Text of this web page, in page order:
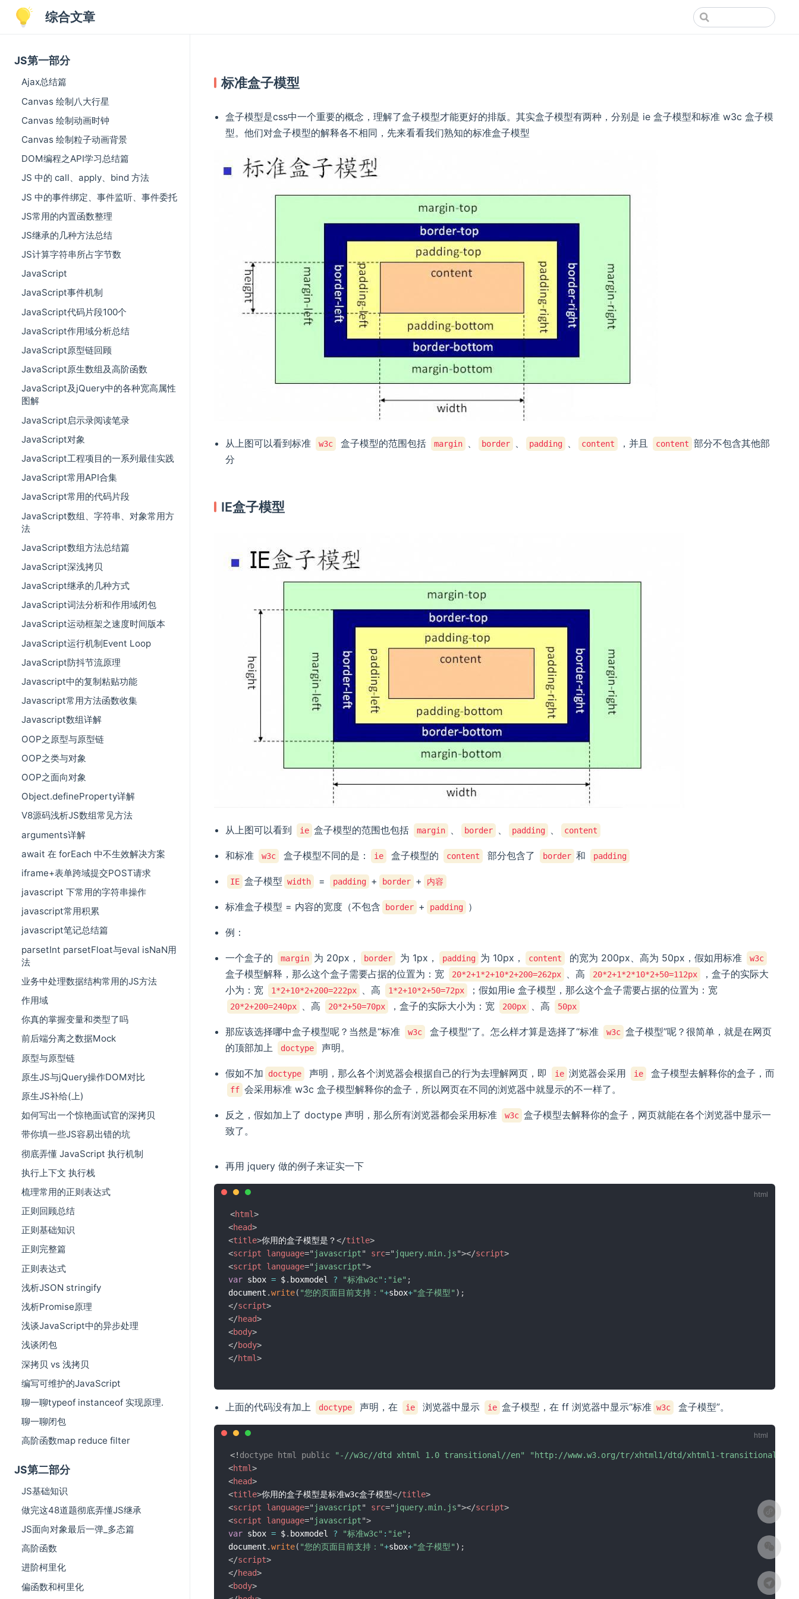
综合文章
JS第一部分
Ajax总结篇
Canvas 绘制八大行星
Canvas 绘制动画时钟
Canvas 绘制粒子动画背景
DOM编程之API学习总结篇
JS 中的 call、apply、bind 方法
JS 中的事件绑定、事件监听、事件委托
JS常用的内置函数整理
JS继承的几种方法总结
JS计算字符串所占字节数
JavaScript
JavaScript事件机制
JavaScript代码片段100个
JavaScript作用域分析总结
JavaScript原型链回顾
JavaScript原生数组及高阶函数
JavaScript及jQuery中的各种宽高属性
图解
JavaScript启示录阅读笔录
JavaScript对象
JavaScript工程项目的一系列最佳实践
JavaScript常用API合集
JavaScript常用的代码片段
JavaScript数组、字符串、对象常用方
法
JavaScript数组方法总结篇
JavaScript深浅拷贝
JavaScript继承的几种方式
JavaScript词法分析和作用域闭包
JavaScript运动框架之速度时间版本
JavaScript运行机制Event Loop
JavaScript防抖节流原理
Javascript中的复制粘贴功能
Javascript常用方法函数收集
Javascript数组详解
OOP之原型与原型链
OOP之类与对象
OOP之面向对象
Object.defineProperty详解
V8源码浅析JS数组常见方法
arguments详解
await 在 forEach 中不生效解决方案
iframe+表单跨域提交POST请求
javascript 下常用的字符串操作
javascript常用积累
javascript笔记总结篇
parsetInt parsetFloat与eval isNaN用
法
业务中处理数据结构常用的JS方法
作用域
你真的掌握变量和类型了吗
前后端分离之数据Mock
原型与原型链
原生JS与jQuery操作DOM对比
原生JS补给(上)
如何写出一个惊艳面试官的深拷贝
带你填一些JS容易出错的坑
彻底弄懂 JavaScript 执行机制
执行上下文 执行栈
梳理常用的正则表达式
正则回顾总结
正则基础知识
正则完整篇
正则表达式
浅析JSON stringify
浅析Promise原理
浅谈JavaScript中的异步处理
浅谈闭包
深拷贝 vs 浅拷贝
编写可维护的JavaScript
聊一聊typeof instanceof 实现原理.
聊一聊闭包
高阶函数map reduce filter
JS第二部分
JS基础知识
做完这48道题彻底弄懂JS继承
JS面向对象最后一弹_多态篇
高阶函数
进阶柯里化
偏函数和柯里化
标准盒子模型
盒子模型是css中一个重要的概念，理解了盒子模型才能更好的排版。其实盒子模型有两种，分别是 ie 盒子模型和标准 w3c 盒子模
型。他们对盒子模型的解释各不相同，先来看看我们熟知的标准盒子模型
从上图可以看到标准 w3c 盒子模型的范围包括 margin 、 border 、 padding 、 content ，并且 content 部分不包含其他部
分
IE盒子模型
从上图可以看到 ie 盒子模型的范围也包括 margin 、 border 、 padding 、 content
和标准 w3c 盒子模型不同的是： ie 盒子模型的 content 部分包含了 border 和 padding
IE 盒子模型 width = padding + border + 内容
标准盒子模型 = 内容的宽度（不包含 border + padding ）
例：
一个盒子的 margin 为 20px， border 为 1px， padding 为 10px， content 的宽为 200px、高为 50px，假如用标准 w3c
盒子模型解释，那么这个盒子需要占据的位置为：宽 20*2+1*2+10*2+200=262px 、高 20*2+1*2*10*2+50=112px
，盒子的实际大
小为：宽
1*2+10*2+200=222px 、高 1*2+10*2+50=72px ；假如用ie 盒子模型，那么这个盒子需要占据的位置为：宽
20*2+200=240px 、高 20*2+50=70px ，盒子的实际大小为：宽 200px 、高 50px
那应该选择哪中盒子模型呢？当然是“标准 w3c 盒子模型”了。怎么样才算是选择了“标准 w3c 盒子模型”呢？很简单，就是在网页
的顶部加上
doctype 声明。
假如不加 doctype 声明，那么各个浏览器会根据自己的行为去理解网页，即 ie 浏览器会采用 ie 盒子模型去解释你的盒子，而
ff 会采用标准 w3c 盒子模型解释你的盒子，所以网页在不同的浏览器中就显示的不一样了。
反之，假如加上了 doctype 声明，那么所有浏览器都会采用标准 w3c 盒子模型去解释你的盒子，网页就能在各个浏览器中显示一
致了。
再用 jquery 做的例子来证实一下
<html>
<head>
<title>你用的盒子模型是？</title>
<script language=" javascript" src=" jquery.min.js"></script>
<script language=" javascript">
var sbox = $. boxmodel ? "标准w3c" : "ie" ;
document .write( "您的页面目前支持："+sbox+"盒子模型" ) ;
</script>
</head>
<body>
</body>
</html>
上面的代码没有加上 doctype 声明，在 ie 浏览器中显示 ie 盒子模型，在 ff 浏览器中显示“标准 w3c 盒子模型”。
<! doctype html public "-//w3c//dtd xhtml 1.0 transitional//en"
"http://www.w3.org/tr/xhtml1/dtd/xhtml1-
<html>
<head>
<title>你用的盒子模型是标准w3c盒子模型</title>
<script language=" javascript" src=" jquery.min.js"></script>
<script language=" javascript">
var sbox = $. boxmodel ? "标准w3c" : "ie" ;
document .write( "您的页面目前支持："+sbox+"盒子模型" ) ;
</script>
</head>
<body>